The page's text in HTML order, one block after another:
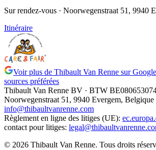
Sur rendez-vous · Noorwegenstraat 51, 9940
Itinéraire
Voir plus de Thibault Van Renne sur Google
sources préférées
Thibault Van Renne BV · BTW
Noorwegenstraat 51, 9940 Evergem, Belgique
info@thibaultvanrenne.com
Règlement en ligne des litiges (UE):
contact pour litiges:
© 2026 Thibault Van Renne. Tous droits